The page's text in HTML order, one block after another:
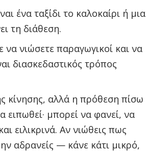
ένα ταξίδι το καλοκαίρι ή μια
τη διάθεση.
να νιώσετε παραγωγικοί και να
διασκεδαστικός τρόπος
κίνησης, αλλά η πρόθεση πίσω
ειπωθεί· μπορεί να φανεί, να
ειλικρινά. Αν νιώθεις πως
αδρανείς — κάνε κάτι μικρό,